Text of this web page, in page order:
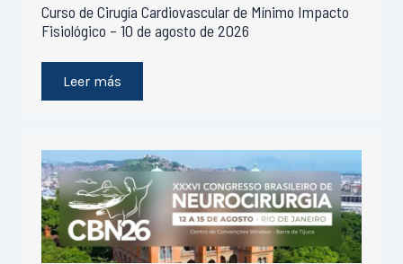
Curso de Cirugía Cardiovascular de Mínimo Impacto
Fisiológico – 10 de agosto de 2026
Leer más